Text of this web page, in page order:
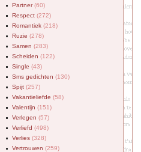
Partner(60)
Respect (272)
Romantiek (218)
Ruzie (278)
Samen (283)
Scheiden (122)
Single (43)
Sms gedichten (130)
Spijt (257)
Vakantieliefde (58)
Valentijn (151)
Verlegen (57)
Verliefd (498)
Verlies (328)
Vertrouwen (259)